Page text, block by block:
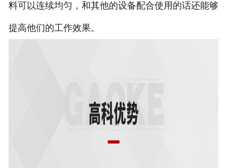
料可以连续均匀，和其他的设备配合使用的话还能够
提高他们的工作效果。